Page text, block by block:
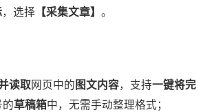
，选择 【采集文章】 。
读取网页中的 图文内容，支持一键将完
的草稿箱中，无需手动整理格式；